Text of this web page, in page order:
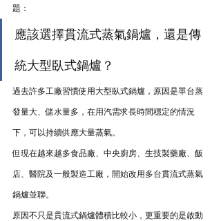
題：
應該選擇貫流式蒸氣鍋爐，還是傳
統大型臥式鍋爐？
過去許多工廠習慣使用大型臥式鍋爐，原因是單台蒸
發量大、儲水量多，在用汽需求長時間穩定的情況
下，可以持續供應大量蒸氣。
但現在越來越多食品廠、中央廚房、生技製藥廠、飯
店、醫院及一般製造工廠，開始改用多台貫流式蒸氣
鍋爐並聯。
原因不只是貫流式鍋爐體積比較小，更重要的是啟動